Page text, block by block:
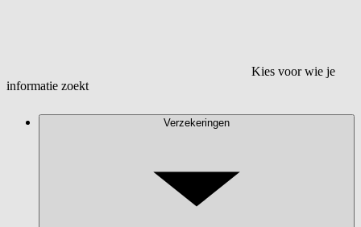
Kies voor wie je
informatie zoekt
Verzekeringen